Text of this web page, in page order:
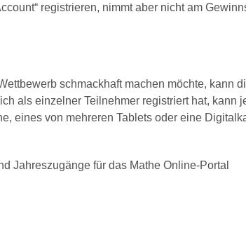
registrieren, nimmt aber nicht am
schmackhaft machen möchte, kann
als einzelner Teilnehmer registriert hat, kann
eines von mehreren Tablets oder eine
Jahreszugänge für das Mathe Online-Portal